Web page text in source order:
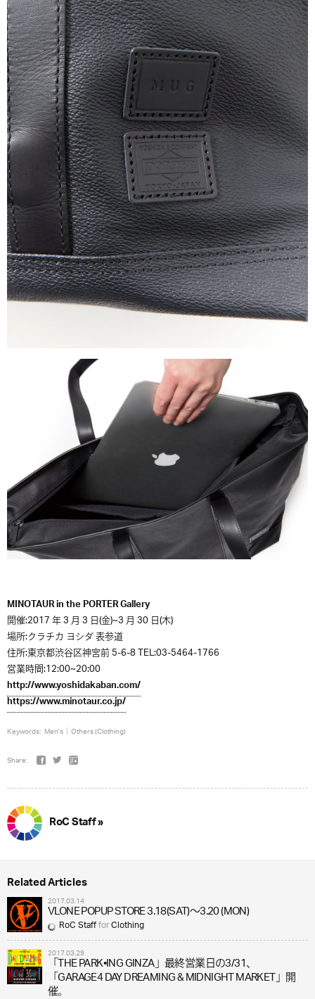
MINOTAUR in the PORTER Gallery
開催:2017 年 3 月 3 日(金)~3 月 30 日(木)
場所:クラチカ ヨシダ 表参道
住所:東京都渋谷区神宮前 5-6-8 TEL:03-5464-1766
営業時間:12:00~20:00
http://www.yoshidakaban.com/
https://www.minotaur.co.jp/
Keywords: Men's Others (Clothing)
Share:
RoC Staff »
Related Articles
2017.03.14
VLONE POPUP STORE 3.18(SAT)～3.20 (MON)
RoC StaffforClothing
2017.03.29
「THE PARK•ING GINZA」最終営業日の3/31、
「GARAGE4 DAY DREAMING & MIDNIGHT MARKET」開
催。